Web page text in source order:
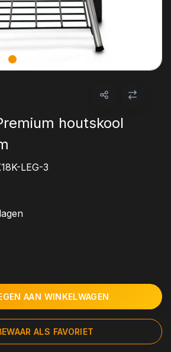
houtskool
LEG-3
AAN WINKELWAGEN
ALS FAVORIET